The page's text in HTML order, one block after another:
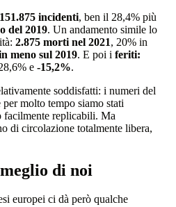
151.875 incidenti, ben il 28,4% più
del 2019. Un andamento simile lo
2.875 morti nel 2021, 20% in
meno sul 2019. E poi i feriti:
e -15,2%.
soddisfatti: i numeri del
molto tempo siamo stati
facilmente replicabili. Ma
di circolazione totalmente libera,
di noi
europei ci dà però qualche